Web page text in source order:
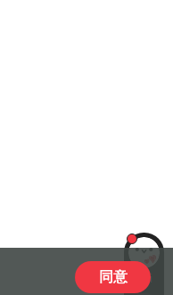
LiLi
同意